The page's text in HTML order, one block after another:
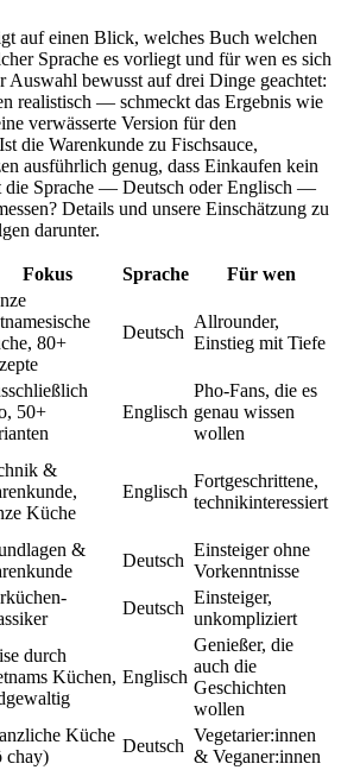
auf einen Blick, welches Buch welchen
Sprache es vorliegt und für wen es sich
Auswahl bewusst auf drei Dinge geachtet:
realistisch — schmeckt das Ergebnis wie
verwässerte Version für den
die Warenkunde zu Fischsauce,
ausführlich genug, dass Einkaufen kein
die Sprache — Deutsch oder Englisch —
Details und unsere Einschätzung zu
darunter.
Fokus Sprache
Für wen
80+
Deutsch
Allrounder,
Einstieg mit Tiefe
50+
Englisch
Pho-Fans, die es
genau wissen
wollen
&
Küche
Englisch
Fortgeschrittene,
technikinteressiert
&
Deutsch
Einsteiger ohne
Vorkenntnisse
Deutsch
Einsteiger,
unkompliziert
durch
Küchen, Englisch
Genießer, die
auch die
Geschichten
wollen
Küche
chay)
Deutsch
Vegetarier:innen
& Veganer:innen